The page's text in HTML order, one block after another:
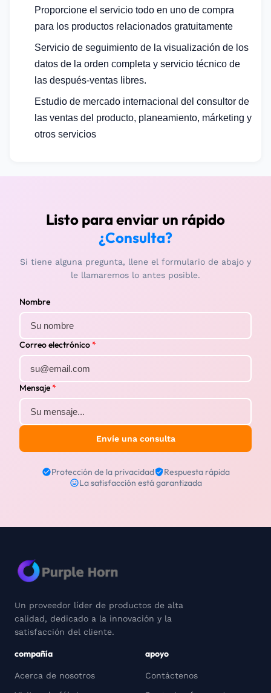
Proporcione el servicio todo en uno de compra
para los productos relacionados gratuitamente
Servicio de seguimiento de la visualización de los
datos de la orden completa y servicio técnico de
las después-ventas libres.
Estudio de mercado internacional del consultor de
las ventas del producto, planeamiento, márketing y
otros servicios
Listo para enviar un rápido
¿Consulta?
Si tiene alguna pregunta, llene el formulario de abajo y
le llamaremos lo antes posible.
Nombre
Correo electrónico*
Mensaje*
Envíe una consulta
Protección de la privacidad
Respuesta rápida
La satisfacción está garantizada
Un proveedor líder de productos de alta
calidad, dedicado a la innovación y la
satisfacción del cliente.
compañía
Acerca de nosotros
apoyo
Contáctenos